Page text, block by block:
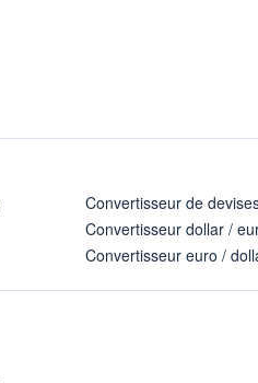
Convertisseur de
Convertisseur dollar /
Convertisseur euro /